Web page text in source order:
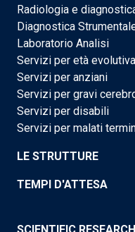
Radiologia e
Diagnostica
Laboratorio Analisi
Servizi per età
Servizi per anziani
Servizi per gravi
Servizi per disabili
Servizi per malati
LE STRUTTURE
TEMPI D'ATTESA
SCIENTIFIC RESEARCH